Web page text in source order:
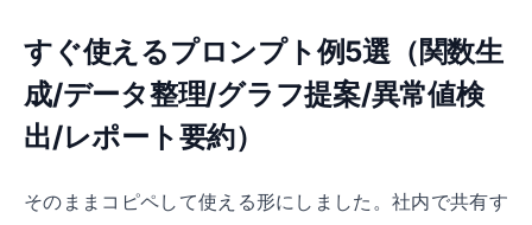
すぐ使えるプロンプト例5選（関数生
成/データ整理/グラフ提案/異常値検
出/レポート要約）
そのままコピペして使える形にしました。社内で共有す